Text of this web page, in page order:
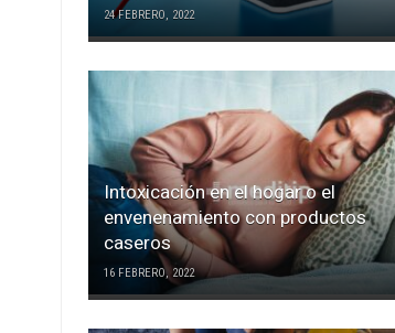
24 FEBRERO, 2022
Intoxicación en el hogar o el
envenenamiento con productos
caseros
16 FEBRERO, 2022